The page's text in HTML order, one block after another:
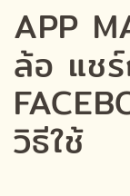
APP
ล้อ แช
วิธีใช้